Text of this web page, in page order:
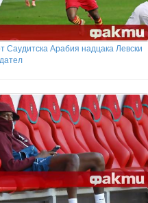
Саудитска Арабия надцака Левски